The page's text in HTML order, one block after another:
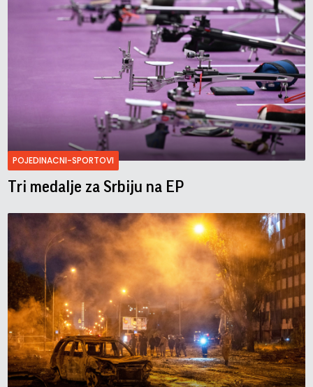
POJEDINACNI-SPORTOVI
Tri medalje za Srbiju na EP